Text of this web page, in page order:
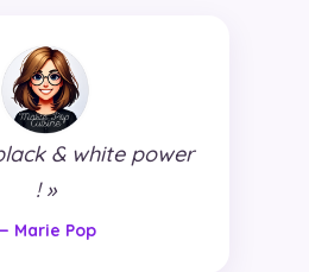
& white power
! »
Marie Pop